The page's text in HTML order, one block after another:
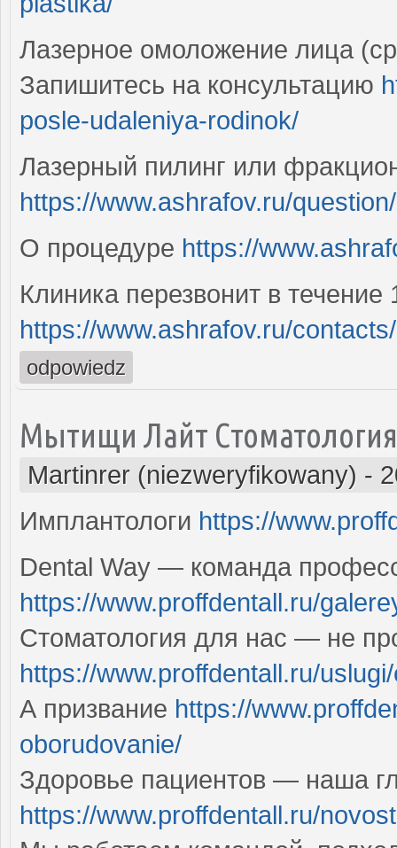
Лазерное омоложение лица
Запишитесь на консультацию
posle-udaleniya-rodinok/
Лазерный пилинг или
https://www.ashrafov.ru/
О процедуре https://
Клиника перезвонит в течение
https://www.ashrafov.ru/contacts/
odpowiedz
Мытищи Лайт Стоматология
Martinrer (niezweryfikowany) -
Имплантологи https://
Dental Way — команда
https://www.proffdentall.ru/
Стоматология для нас — не
https://www.proffdentall.ru/
А призвание https://
oborudovanie/
Здоровье пациентов — наша
https://www.proffdentall.ru/